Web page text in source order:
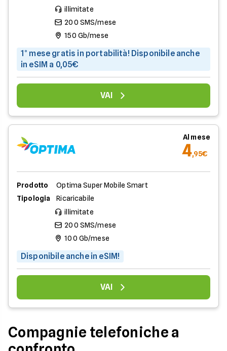
illimitate
200 SMS/mese
150 Gb/mese
1° mese gratis in portabilità! Disponibile anche
in eSIM a 0,05€
VAI
Al mese
4,95€
Prodotto
Optima Super Mobile Smart
Tipologia
Ricaricabile
illimitate
200 SMS/mese
100 Gb/mese
Disponibile anche in eSIM!
VAI
Compagnie telefoniche a